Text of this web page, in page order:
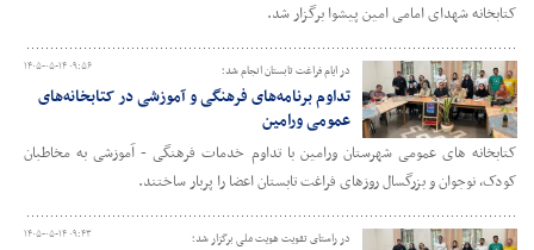
کتابخانه شهدای امامی امین پیشوا برگزار شد.
۱۴۰۵-۰۵-۱۴ ۰۹:۵۶ در ایام فراغت تابستان انجام شد؛
تداوم برنامه‌های فرهنگی و آموزشی در کتابخانه‌های
عمومی ورامین
کتابخانه های عمومی شهرستان ورامین با تداوم خدمات فرهنگی - آموزشی به مخاطبان
کودک، نوجوان و بزرگسال روزهای فراغت تابستان اعضا را پربار ساختند.
۱۴۰۵-۰۵-۱۴ ۰۹:۴۳ در راستای تقویت هویت ملی برگزار شد؛